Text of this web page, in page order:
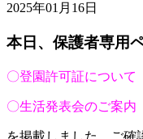
2025年01月16日
本日、保護者専用
〇登園許可証について
〇生活発表会のご案内
を掲載しました。ご確